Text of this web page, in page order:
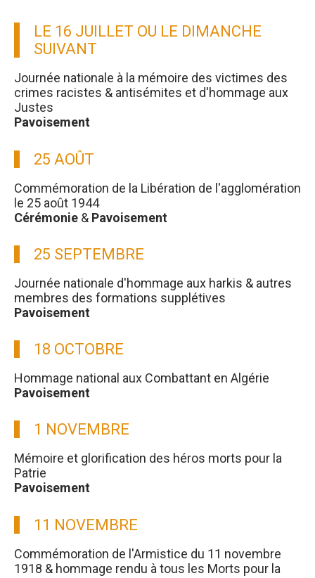
LE 16 JUILLET OU LE DIMANCHE
SUIVANT
Journée nationale à la mémoire des victimes des
crimes racistes & antisémites et d'hommage aux
Justes
Pavoisement
25 AOÛT
Commémoration de la Libération de l'agglomération
le 25 août 1944
Cérémonie & Pavoisement
25 SEPTEMBRE
Journée nationale d'hommage aux harkis & autres
membres des formations supplétives
Pavoisement
18 OCTOBRE
Hommage national aux Combattant en Algérie
Pavoisement
1 NOVEMBRE
Mémoire et glorification des héros morts pour la
Patrie
Pavoisement
11 NOVEMBRE
Commémoration de l'Armistice du 11 novembre
1918 & hommage rendu à tous les Morts pour la